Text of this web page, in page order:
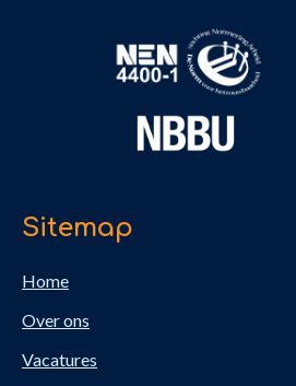
Sitemap
Home
Over ons
Vacatures